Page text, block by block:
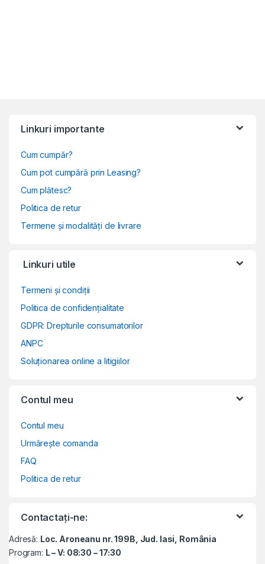
Linkuri importante
Cum cumpăr?
Cum pot cumpără prin Leasing?
Cum plătesc?
Politica de retur
Termene și modalități de livrare
Linkuri utile
Termeni și condiții
Politica de confidențialitate
GDPR: Drepturile consumatorilor
ANPC
Soluționarea online a litigiilor
Contul meu
Contul meu
Urmărește comanda
FAQ
Politica de retur
Contactați-ne:
Adresă: Loc. Aroneanu nr. 199B, Jud. Iasi, România
Program: L – V: 08:30 – 17:30